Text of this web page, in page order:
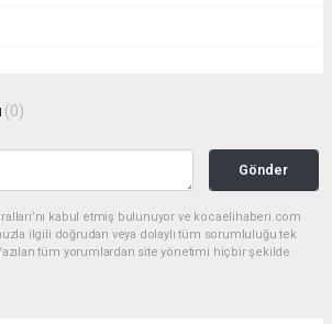
(0)
Gönder
kabul etmiş bulunuyor ve kocaelihaberi.com
ilgili doğrudan veya dolaylı tüm sorumluluğu tek
tüm yorumlardan site yönetimi hiçbir şekilde